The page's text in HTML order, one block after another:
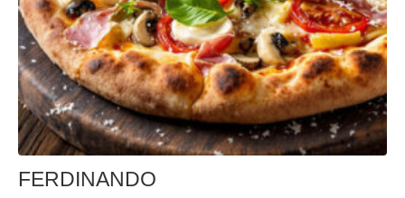
FERDINANDO